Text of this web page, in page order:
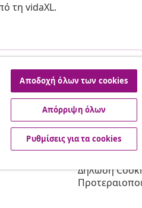
τη vidaXL.
vidaXL
Σχετικά με
Όροι &
Πολιτική
Δήλωση
Αποδοχή όλων των cookies
Απόρριψη όλων
Ρυθμίσεις για τα cookies